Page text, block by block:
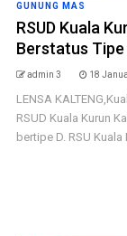
GUNUNG MAS
RSUD Kuala
Berstatus Tipe
admin 3 18
LENSA
RSUD Kuala Kurun
bertipe D. RSU Kuala